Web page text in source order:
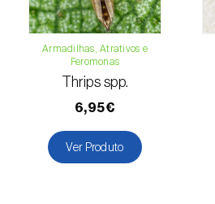
Feijoa (Feijoa sellowiana
Figueira (Ficus carica
Framboesa (Rubus idaeus
Framboesa preta (
Freixo (Fraxinus spp.
Armadilhas, Atrativos e
Feromonas
Thrips spp.
6,95€
Ver Produto